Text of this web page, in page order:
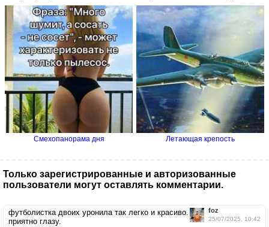
Смехопанорама дня Летающая крепость
Только зарегистрированные и авторизованные
пользователи могут оставлять комментарии.
foz
25/07/2025, 10:42
футболистка двоих уронила так легко и красиво.
приятно глазу.